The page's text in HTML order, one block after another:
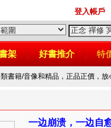
登入帳戶
架 好書推介 特
書籍/音像和精品，正品正價，
一边崩溃，一边自